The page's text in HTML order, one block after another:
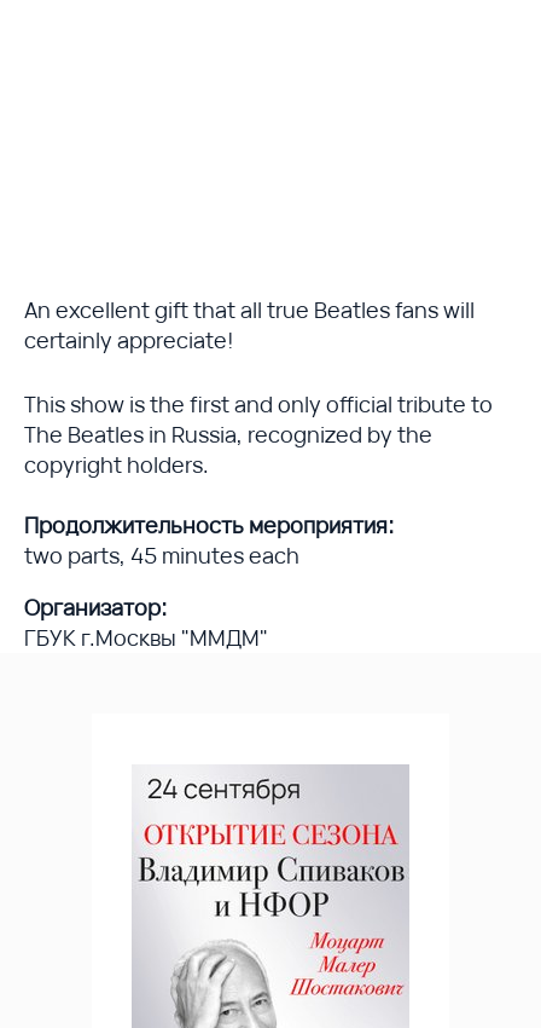
An excellent gift that all true Beatles fans will
certainly appreciate!
This show is the first and only official tribute to
The Beatles in Russia, recognized by the
copyright holders.
Продолжительность мероприятия:
two parts, 45 minutes each
Организатор:
ГБУК г.Москвы "ММДМ"